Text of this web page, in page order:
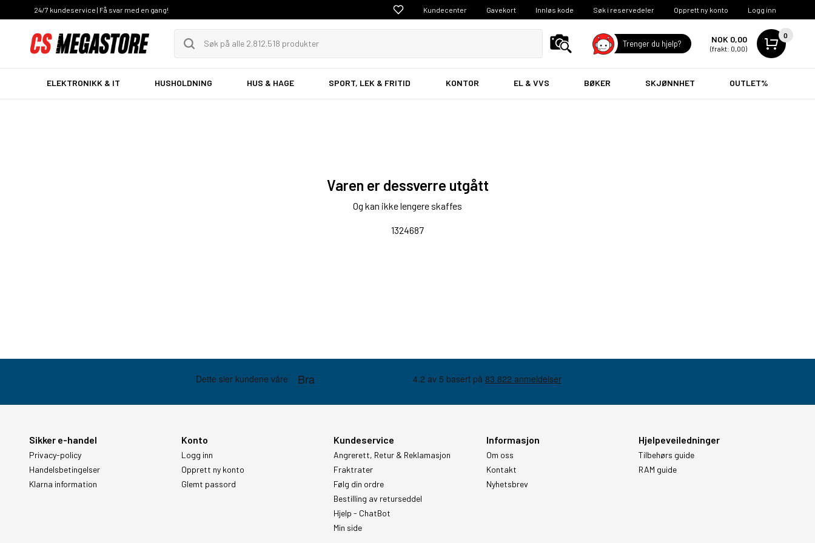
24/7 kundeservice | Få svar med en gang! Kundecenter Gavekort Innløs kode Søk i reservedeler Opprett ny konto Logg inn
Trenger du hjelp? NOK 0,00
(frakt: 0,00)
0
ELEKTRONIKK & IT HUSHOLDNING HUS & HAGE SPORT, LEK & FRITID KONTOR EL & VVS BØKER SKJØNNHET OUTLET%
Varen er dessverre utgått
Og kan ikke lengere skaffes
1324687
Sikker e-handel
Privacy-policy
Handelsbetingelser
Klarna information
Konto
Logg inn
Opprett ny konto
Glemt passord
Kundeservice
Angrerett, Retur & Reklamasjon
Fraktrater
Følg din ordre
Bestilling av returseddel
Hjelp - ChatBot
Min side
Informasjon
Om oss
Kontakt
Nyhetsbrev
Hjelpeveiledninger
Tilbehørs guide
RAM guide